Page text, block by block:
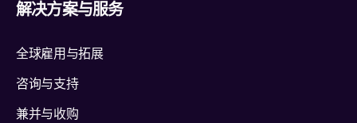
解决方案与服务
全球雇用与拓展
咨询与支持
兼并与收购